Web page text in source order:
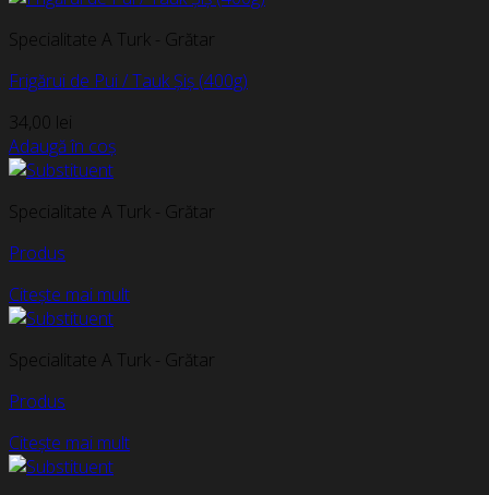
Specialitate A Turk - Grătar
Frigărui de Pui / Tauk Șiș (400g)
34,00 lei
Adaugă în coș
Specialitate A Turk - Grătar
Produs
Citește mai mult
Specialitate A Turk - Grătar
Produs
Citește mai mult